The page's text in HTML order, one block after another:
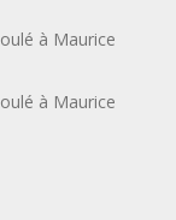
à Maurice
à Maurice